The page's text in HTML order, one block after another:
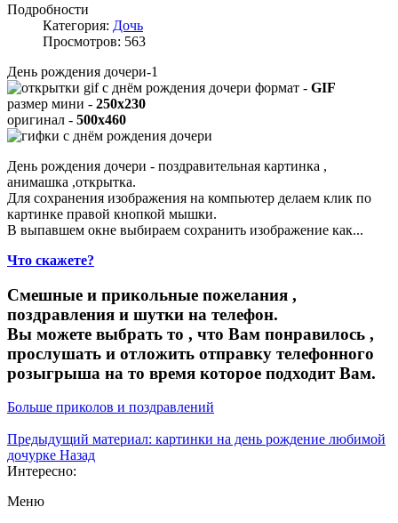
Подробности
Категория: Дочь
Просмотров: 563
День рождения дочери-1
формат - GIF
размер мини - 250x230
оригинал - 500x460
День рождения дочери - поздравительная картинка ,
анимашка ,открытка.
Для сохранения изображения на компьютер делаем клик по
картинке правой кнопкой мышки.
В выпавшем окне выбираем сохранить изображение как...
Что скажете?
Смешные и прикольные пожелания ,
поздравления и шутки на телефон.
Вы можете выбрать то , что Вам понравилось ,
прослушать и отложить отправку телефонного
розыгрыша на то время которое подходит Вам.
Больше приколов и поздравлений
Предыдущий материал: картинки на день рождение любимой
дочурке Назад
Интересно:
Меню